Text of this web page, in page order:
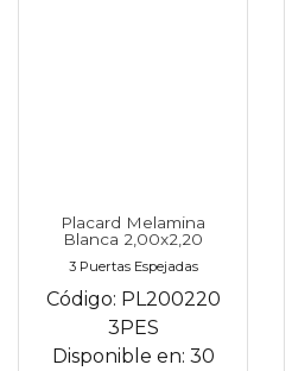
Placard Melamina
Blanca 2,00x2,20
3 Puertas Espejadas
Código: PL200220
3PES
Disponible en: 30